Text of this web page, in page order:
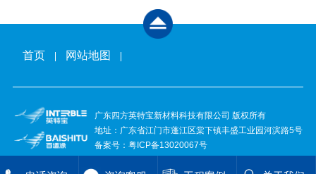
首页 网站地图
广东四方英特宝新材料科技有限公司 版权所有
地址：广东省江门市蓬江区棠下镇丰盛工业园河滨路5号
备案号：粤ICP备13020067号